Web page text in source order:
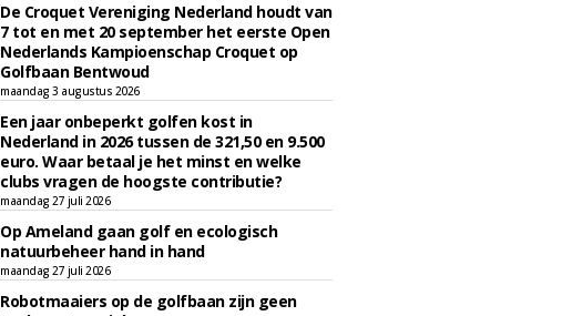
De Croquet Vereniging Nederland houdt van
7 tot en met 20 september het eerste Open
Nederlands Kampioenschap Croquet op
Golfbaan Bentwoud
maandag 3 augustus 2026
Een jaar onbeperkt golfen kost in
Nederland in 2026 tussen de 321,50 en 9.500
euro. Waar betaal je het minst en welke
clubs vragen de hoogste contributie?
maandag 27 juli 2026
Op Ameland gaan golf en ecologisch
natuurbeheer hand in hand
maandag 27 juli 2026
Robotmaaiers op de golfbaan zijn geen